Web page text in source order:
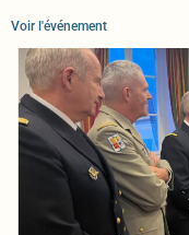
Voir l'événement